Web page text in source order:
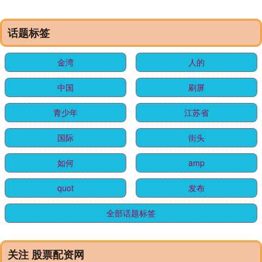
话题标签
金湾 人的
中国 刷屏
青少年 江苏省
国际 街头
如何 amp
quot 发布
全部话题标签
关注 股票配资网